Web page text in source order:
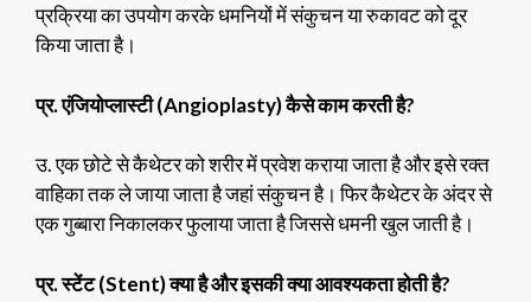
प्रक्रिया का उपयोग करके धमनियों में संकुचन या रुकावट को दूर
किया जाता है।
प्र. एंजियोप्लास्टी (Angioplasty) कैसे काम करती है?
उ. एक छोटे से कैथेटर को शरीर में प्रवेश कराया जाता है और इसे रक्त
वाहिका तक ले जाया जाता है जहां संकुचन है। फिर कैथेटर के अंदर से
एक गुब्बारा निकालकर फुलाया जाता है जिससे धमनी खुल जाती है।
प्र. स्टेंट(Stent)क्या है और इसकी क्या आवश्यकता होती है?